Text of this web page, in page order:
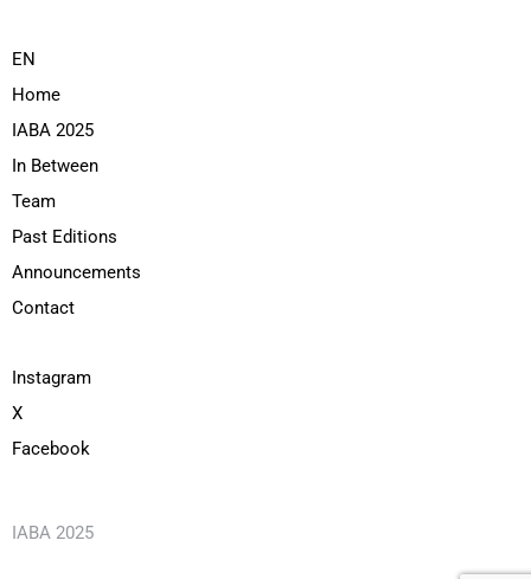
EN
Home
IABA 2025
In Between
Team
Past Editions
Announcements
Contact
Instagram
X
Facebook
IABA 2025